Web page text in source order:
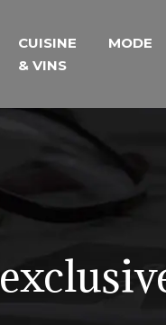
CUISINE
& VINS
MODE